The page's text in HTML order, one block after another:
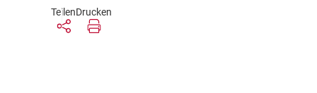
TeilenDrucken